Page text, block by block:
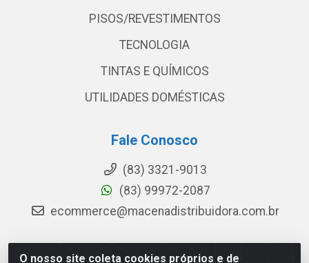
O nosso site coleta cookies próprios e de
PISOS/REVESTIMENTOS
TECNOLOGIA
TINTAS E QUÍMICOS
UTILIDADES DOMÉSTICAS
Fale Conosco
(83) 3321-9013
(83) 99972-2087
ecommerce@macenadistribuidora.com.br